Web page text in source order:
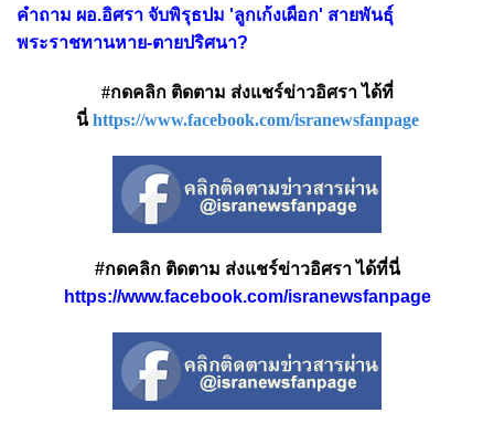
คำถาม ผอ.อิศรา จับพิรุธปม 'ลูกเก้งเผือก' สายพันธุ์
พระราชทานหาย-ตายปริศนา?
#กดคลิก ติดตาม ส่งแชร์ข่าวอิศรา ได้ที่
นี่https://www.facebook.com/isranewsfanpage
#กดคลิก ติดตาม ส่งแชร์ข่าวอิศรา ได้ที่นี่
https://www.facebook.com/isranewsfanpage